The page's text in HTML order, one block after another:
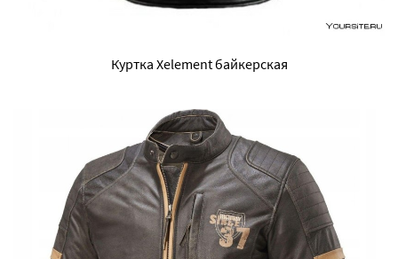
Куртка Xelement байкерская